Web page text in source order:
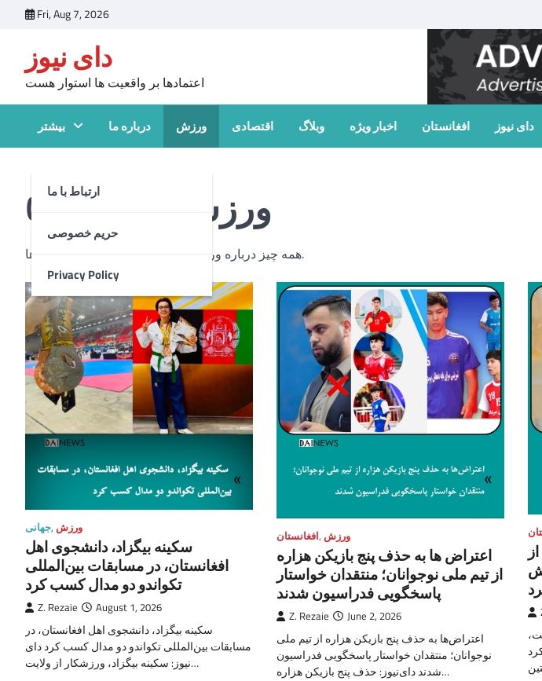
Fri, Aug 7, 2026
دای نیوز
اعتمادها بر واقعیت ها استوار هست
بیشتر
ارتباط با ما
حریم خصوصی
Privacy Policy
درباره ما ورزش اقتصادی وبلاگ اخبار ویژه افغانستان دای نیوز
Category: ورزش
همه چیز درباره ورزش‌های مختلف، تمرینات و رقابت‌ها.
جهانی, ورزش
سکینه بیگزاد، دانشجوی اهل
افغانستان، در مسابقات بین‌المللی
تکواندو دو مدال کسب کرد
Z. Rezaie August 1, 2026
سکینه بیگزاد، دانشجوی اهل افغانستان، در
مسابقات بین‌المللی تکواندو دو مدال کسب کرد دای
نیوز: سکینه بیگزاد، ورزشکار از ولایت…
افغانستان, ورزش
اعتراض ها به حذف پنج بازیکن هزاره
از تیم ملی نوجوانان؛ منتقدان خواستار
پاسخگویی فدراسیون شدند
Z. Rezaie June 2, 2026
اعتراض‌ها به حذف پنج بازیکن هزاره از تیم ملی
نوجوانان؛ منتقدان خواستار پاسخگویی فدراسیون
شدند دای‌نیوز: حذف پنج بازیکن هزاره…